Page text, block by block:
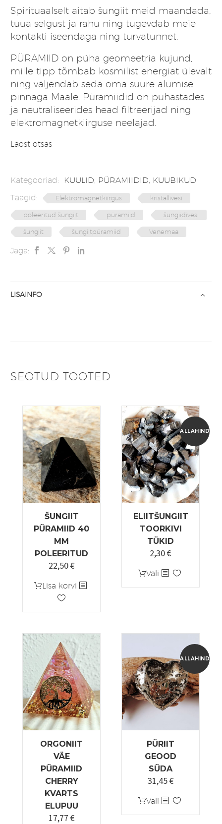
Spirituaalselt aitab šungiit meid maandada,
tuua selgust ja rahu ning tugevdab meie
kontakti iseendaga ning turvatunnet.
PÜRAMIID on püha geomeetria kujund,
mille tipp tõmbab kosmilist energiat ülevalt
ning väljendab seda oma suure alumise
pinnaga Maale. Püramiidid on puhastades
ja neutraliseerides head filtreerijad ning
elektromagnetkiirguse neelajad.
Laost otsas
Kategooriad:
KUULID, PÜRAMIIDID, KUUBIKUD
Täägid:
Elektromagnetkiirgus kristallivesi
poleeritud šungiit püramiid šungiidivesi
šungiit šungiitpüramiid Venemaa
Jaga:
LISAINFO
SEOTUD TOOTED
ŠUNGIIT
PÜRAMIID 40
MM
POLEERITUD
22,50€
Lisa korvi
ALLAHINDLUS!
ELIITŠUNGIIT
TOORKIVI
TÜKID
Algne
oli:
2,90 €.
2,30€
on:
2,30 €.
Vali Sellel
tootel
Valikuid
teha
tootelehel.
ORGONIIT
VÄE
PÜRAMIID
CHERRY
KVARTS
ELUPUU
17,77 €
ALLAHINDLUS!
PÜRIIT
GEOOD
SÜDA
Algne
oli:
37,00 €.
31,45€Praegune
on:
31,45 €.
Vali Sellel
tootel